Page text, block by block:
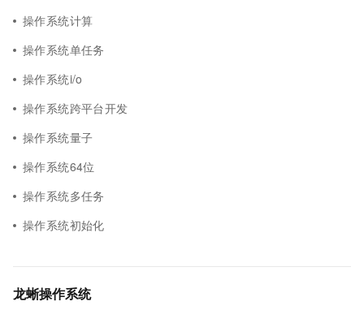
操作系统计算
操作系统单任务
操作系统i/o
操作系统跨平台开发
操作系统量子
操作系统64位
操作系统多任务
操作系统初始化
龙蜥操作系统